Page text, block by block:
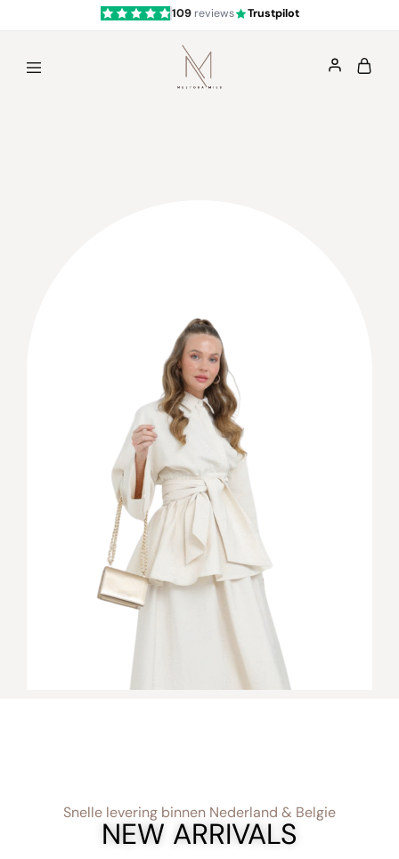
109reviews Trustpilot
Mestoramies
Snelle levering binnen Nederland & Belgie
NEW ARRIVALS